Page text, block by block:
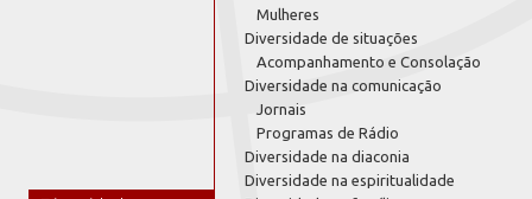
Mulheres
Diversidade de situações
Acompanhamento e Consolação
Diversidade na comunicação
Jornais
Programas de Rádio
Diversidade na diaconia
Diversidade na espiritualidade